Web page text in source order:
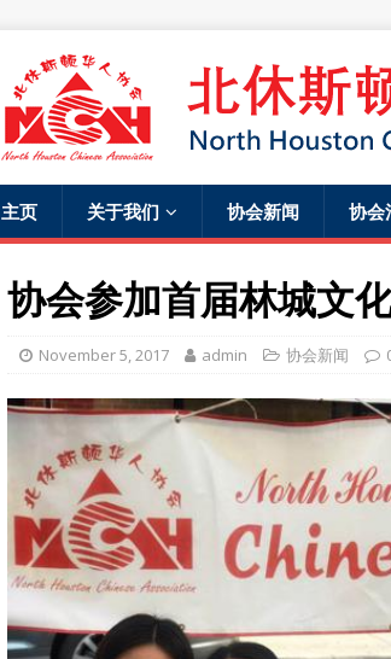
主页 关于我们 协会新闻 协会
协会参加首届林城文
November 5, 2017 admin 协会新闻